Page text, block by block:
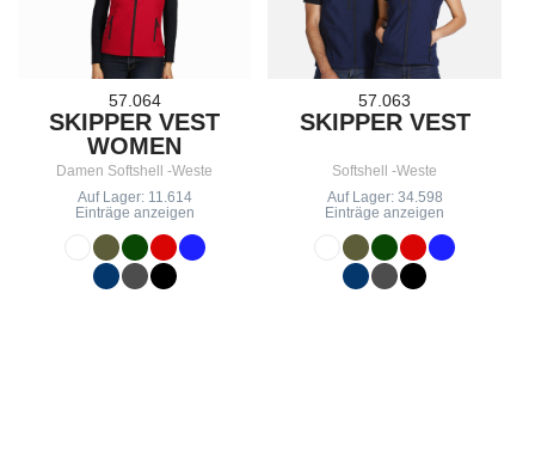
57.064
SKIPPER VEST
WOMEN
Damen Softshell -Weste
Auf Lager: 11.614
Einträge anzeigen
57.063
SKIPPER VEST
Softshell -Weste
Auf Lager: 34.598
Einträge anzeigen